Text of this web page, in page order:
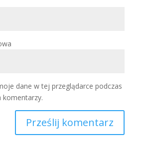
dane w tej przeglądarce podczas
komentarzy.